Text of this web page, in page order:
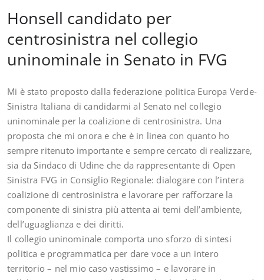
Honsell candidato per
centrosinistra nel collegio
uninominale in Senato in FVG
Mi è stato proposto dalla federazione politica Europa Verde-
Sinistra Italiana di candidarmi al Senato nel collegio
uninominale per la coalizione di centrosinistra. Una
proposta che mi onora e che è in linea con quanto ho
sempre ritenuto importante e sempre cercato di realizzare,
sia da Sindaco di Udine che da rappresentante di Open
Sinistra FVG in Consiglio Regionale: dialogare con l’intera
coalizione di centrosinistra e lavorare per rafforzare la
componente di sinistra più attenta ai temi dell’ambiente,
dell’uguaglianza e dei diritti.
Il collegio uninominale comporta uno sforzo di sintesi
politica e programmatica per dare voce a un intero
territorio – nel mio caso vastissimo – e lavorare in